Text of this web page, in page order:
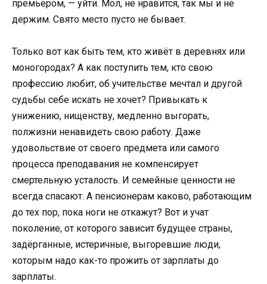
премьером, — уйти. Мол, не нравится, так мы и не
держим. Свято место пусто не бывает.
Только вот как быть тем, кто живёт в деревнях или
моногородах? А как поступить тем, кто свою
профессию любит, об учительстве мечтал и другой
судьбы себе искать не хочет? Привыкать к
унижению, нищенству, медленно выгорать,
полжизни ненавидеть свою работу. Даже
удовольствие от своего предмета или самого
процесса преподавания не компенсирует
смертельную усталость. И семейные ценности не
всегда спасают. А пенсионерам каково, работающим
до тех пор, пока ноги не откажут? Вот и учат
поколение, от которого зависит будущее страны,
задёрганные, истеричные, выгоревшие люди,
которым надо как-то прожить от зарплаты до
зарплаты.